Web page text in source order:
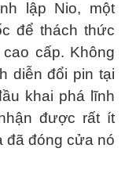
lập Nio, một
để thách thức
cấp. Không
diễn đổi pin tại
khai phá lĩnh
được rất ít
đã đóng cửa nó